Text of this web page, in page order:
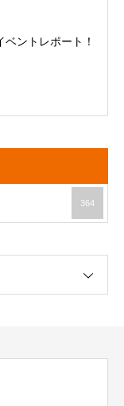
ントレポート！
364